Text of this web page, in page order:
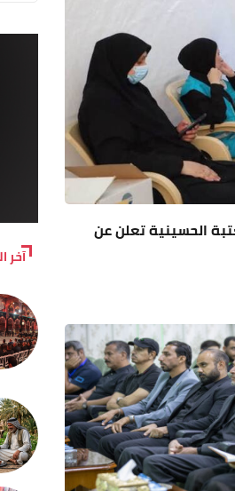
الحسينية تعلن عن
آخر